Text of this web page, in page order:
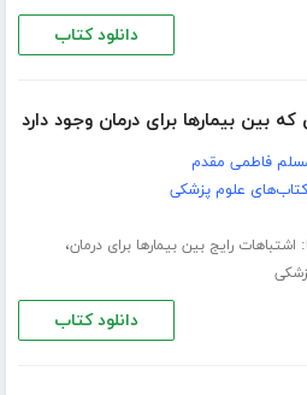
دانلود کتاب
بین بیمارها برای درمان وجود دارد
فاطمی مقدم
علوم پزشکی
اشتباهات رایج بین بیمارها برای درمان،
دانلود کتاب